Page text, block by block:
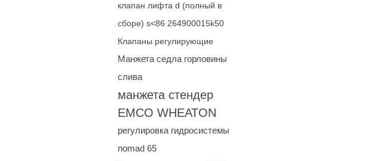
клапан лифта d (полный в
сборе) s<86 264900015k50
Клапаны регулирующие
Манжета седла горловины
слива
манжета стендер
EMCO WHEATON
регулировка гидросистемы
nomad 65